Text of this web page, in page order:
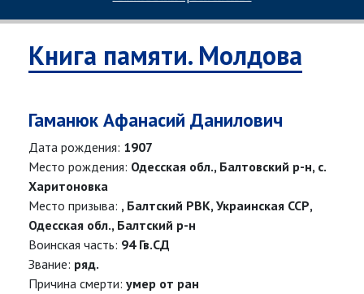
Книга памяти. Молдова
Гаманюк Афанасий Данилович
Дата рождения: 1907
Место рождения: Одесская обл., Балтовский р-н, с.
Харитоновка
Место призыва: , Балтский РВК, Украинская ССР,
Одесская обл., Балтский р-н
Воинская часть: 94 Гв.СД
Звание: ряд.
Причина смерти: умер от ран